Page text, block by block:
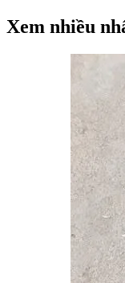
Xem nhiều